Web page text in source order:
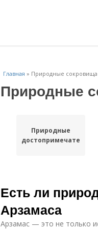
Главная » Природные сокровища
Природные
Природные
Есть ли
Арзамаса
Арзамас — это не только